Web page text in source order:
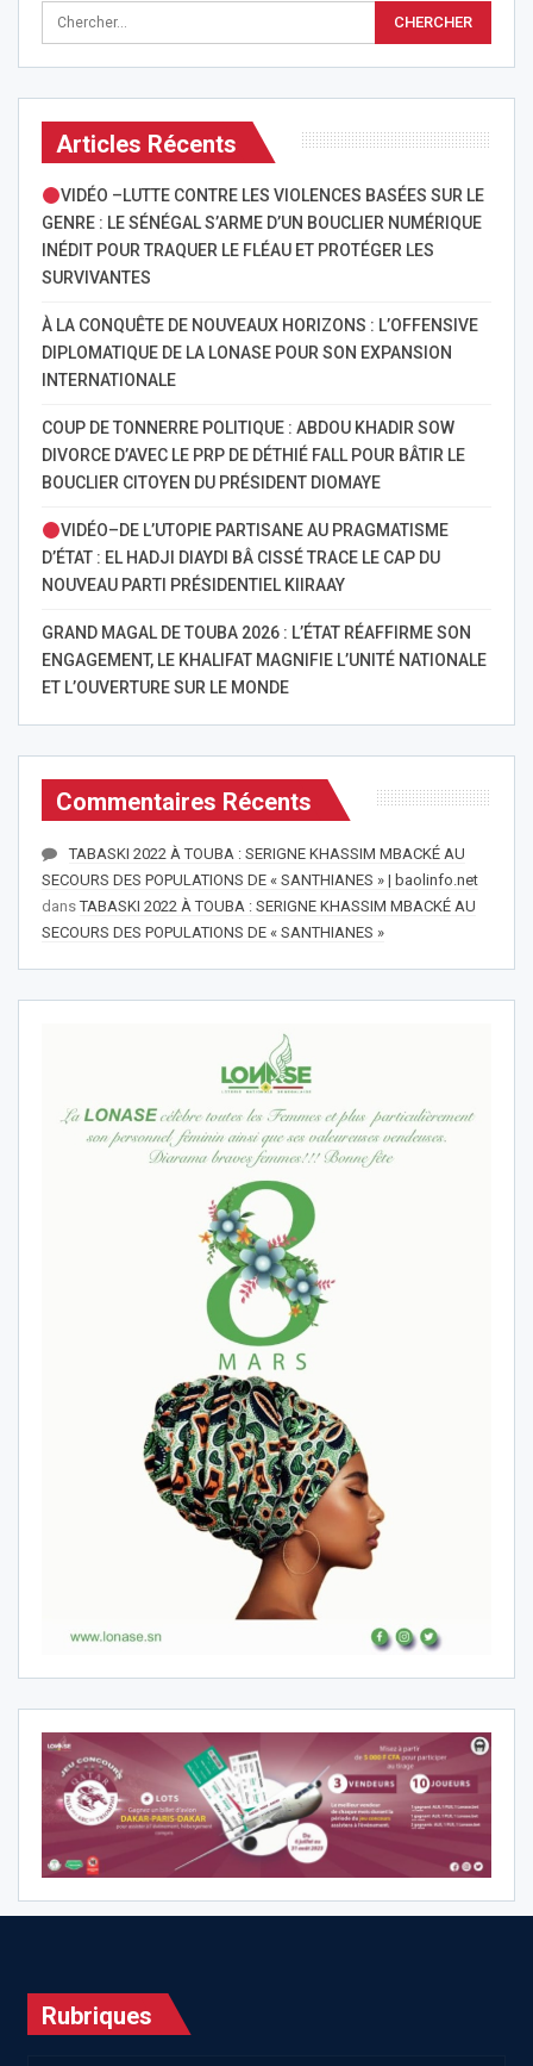
Articles Récents
VIDÉO –LUTTE CONTRE LES VIOLENCES BASÉES SUR LE
GENRE : LE SÉNÉGAL S’ARME D’UN BOUCLIER NUMÉRIQUE
INÉDIT POUR TRAQUER LE FLÉAU ET PROTÉGER LES
SURVIVANTES
À LA CONQUÊTE DE NOUVEAUX HORIZONS : L’OFFENSIVE
DIPLOMATIQUE DE LA LONASE POUR SON EXPANSION
INTERNATIONALE
COUP DE TONNERRE POLITIQUE : ABDOU KHADIR SOW
DIVORCE D’AVEC LE PRP DE DÉTHIÉ FALL POUR BÂTIR LE
BOUCLIER CITOYEN DU PRÉSIDENT DIOMAYE
VIDÉO–DE L’UTOPIE PARTISANE AU PRAGMATISME
D’ÉTAT : EL HADJI DIAYDI BÂ CISSÉ TRACE LE CAP DU
NOUVEAU PARTI PRÉSIDENTIEL KIIRAAY
GRAND MAGAL DE TOUBA 2026 : L’ÉTAT RÉAFFIRME SON
ENGAGEMENT, LE KHALIFAT MAGNIFIE L’UNITÉ NATIONALE
ET L’OUVERTURE SUR LE MONDE
Commentaires Récents
TABASKI 2022 À TOUBA : SERIGNE KHASSIM MBACKÉ AU
SECOURS DES POPULATIONS DE « SANTHIANES » | baolinfo.net
dansTABASKI 2022 À TOUBA : SERIGNE KHASSIM MBACKÉ AU
SECOURS DES POPULATIONS DE « SANTHIANES »
Rubriques